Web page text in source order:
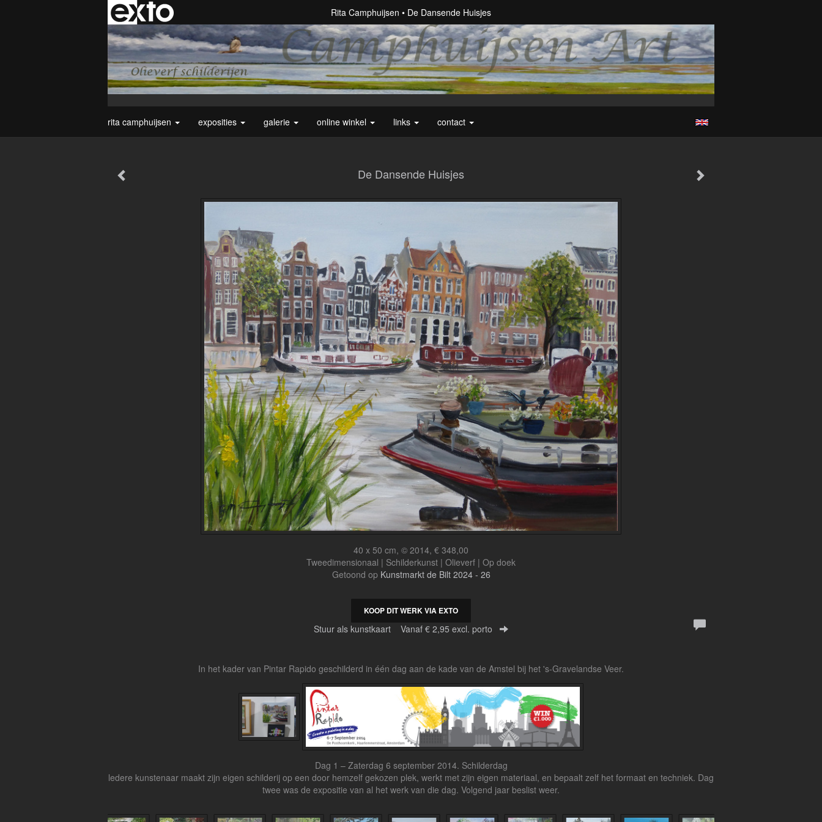
Rita Camphuijsen De Dansende Huisjes
rita camphuijsen exposities galerie online winkel links contact
De Dansende Huisjes
40 x 50 cm, © 2014, € 348,00
Tweedimensionaal | Schilderkunst | Olieverf | Op doek
Getoond op Kunstmarkt de Bilt 2024 - 26
KOOP DIT WERK VIA EXTO
Stuur als kunstkaart Vanaf € 2,95 excl. porto
In het kader van Pintar Rapido geschilderd in één dag aan de kade van de Amstel bij het 's-Gravelandse Veer.
Dag 1 – Zaterdag 6 september 2014. Schilderdag
ledere kunstenaar maakt zijn eigen schilderij op een door hemzelf gekozen plek, werkt met zijn eigen materiaal, en bepaalt zelf het formaat en techniek. Dag
twee was de expositie van al het werk van die dag. Volgend jaar beslist weer.